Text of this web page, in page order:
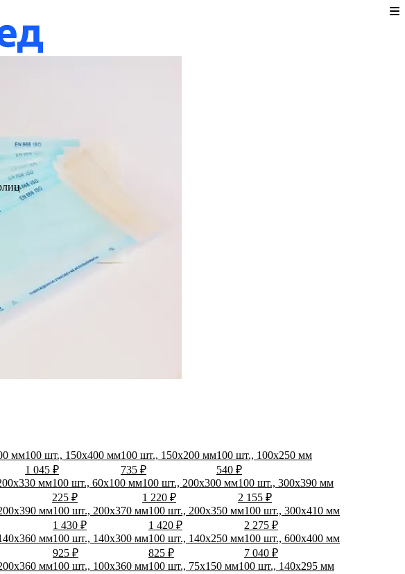
мм100 шт., 150х400 мм
1 045 ₽
100 шт., 150х200 мм
735 ₽
100 шт., 100х250 мм
540 ₽
мм100 шт., 60х100 мм
225 ₽
100 шт., 200х300 мм
1 220 ₽
100 шт., 300х390 мм
2 155 ₽
мм100 шт., 200х370 мм
1 430 ₽
100 шт., 200х350 мм
1 420 ₽
100 шт., 300х410 мм
2 275 ₽
мм100 шт., 140х300 мм
925 ₽
100 шт., 140х250 мм
825 ₽
100 шт., 600х400 мм
7 040 ₽
мм100 шт., 100х360 мм100 шт., 75х150 мм100 шт., 140х295 мм